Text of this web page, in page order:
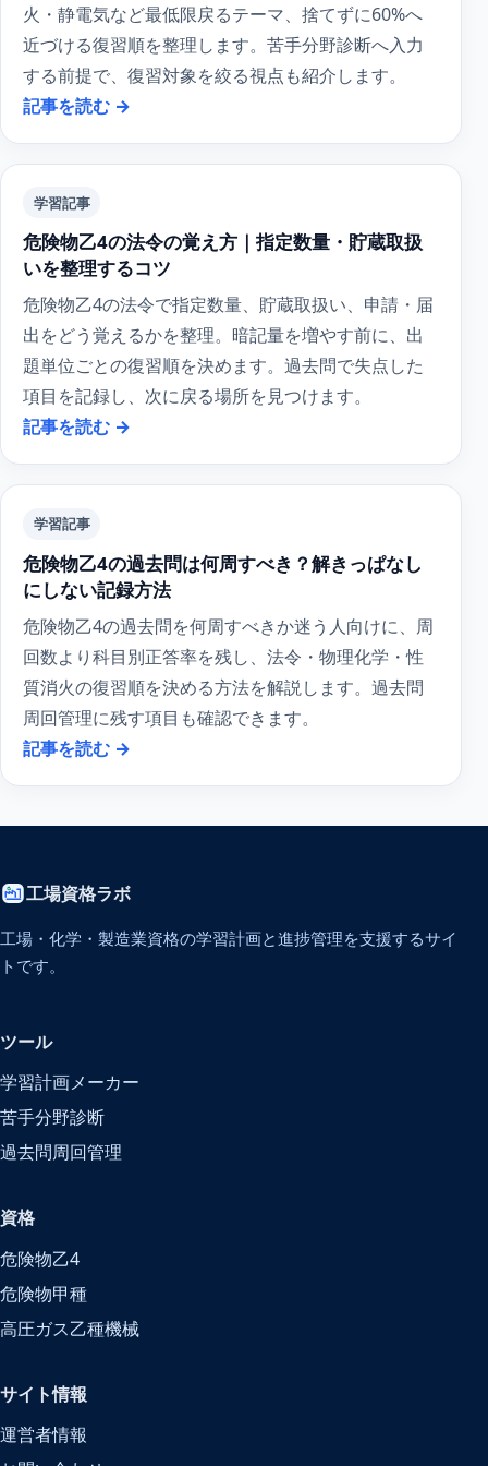
火・静電気など最低限戻るテーマ、捨てずに60%へ
近づける復習順を整理します。苦手分野診断へ入力
する前提で、復習対象を絞る視点も紹介します。
記事を読む →
学習記事
危険物乙4の法令の覚え方｜指定数量・貯蔵取扱
いを整理するコツ
危険物乙4の法令で指定数量、貯蔵取扱い、申請・届
出をどう覚えるかを整理。暗記量を増やす前に、出
題単位ごとの復習順を決めます。過去問で失点した
項目を記録し、次に戻る場所を見つけます。
記事を読む →
学習記事
危険物乙4の過去問は何周すべき？解きっぱなし
にしない記録方法
危険物乙4の過去問を何周すべきか迷う人向けに、周
回数より科目別正答率を残し、法令・物理化学・性
質消火の復習順を決める方法を解説します。過去問
周回管理に残す項目も確認できます。
記事を読む →
工場資格ラボ
工場・化学・製造業資格の学習計画と進捗管理を支援するサイ
トです。
ツール
学習計画メーカー
苦手分野診断
過去問周回管理
資格
危険物乙4
危険物甲種
高圧ガス乙種機械
サイト情報
運営者情報